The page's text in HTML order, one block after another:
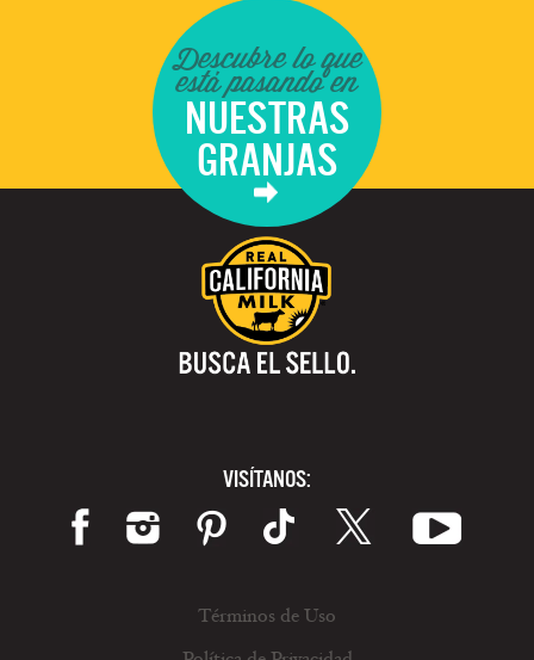
Descubre lo que
está pasando en
NUESTRAS
GRANJAS
VISÍTANOS:
Términos de Uso